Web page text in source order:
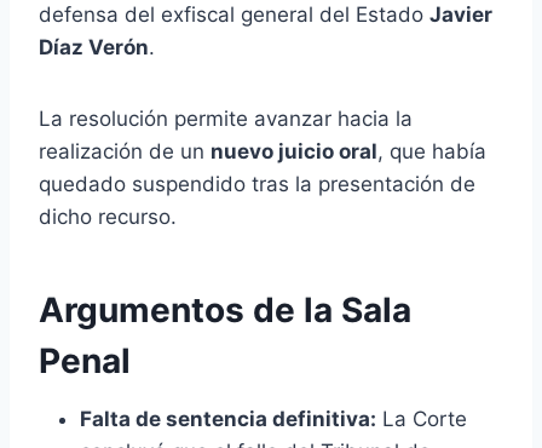
defensa del exfiscal general del Estado Javier
Díaz Verón.
La resolución permite avanzar hacia la
realización de un nuevo juicio oral, que había
quedado suspendido tras la presentación de
dicho recurso.
Argumentos de la Sala
Penal
Falta de sentencia definitiva: La Corte